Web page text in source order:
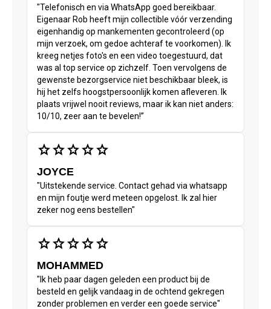
"Telefonisch en via WhatsApp goed bereikbaar.
Eigenaar Rob heeft mijn collectible vóór verzending
eigenhandig op mankementen gecontroleerd (op
mijn verzoek, om gedoe achteraf te voorkomen). Ik
kreeg netjes foto's en een video toegestuurd, dat
was al top service op zichzelf. Toen vervolgens de
gewenste bezorgservice niet beschikbaar bleek, is
hij het zelfs hoogstpersoonlijk komen afleveren. Ik
plaats vrijwel nooit reviews, maar ik kan niet anders:
10/10, zeer aan te bevelen!”
starstarstarstarstar
JOYCE
"Uitstekende service. Contact gehad via whatsapp
en mijn foutje werd meteen opgelost. Ik zal hier
zeker nog eens bestellen"
starstarstarstarstar
MOHAMMED
"Ik heb paar dagen geleden een product bij de
besteld en gelijk vandaag in de ochtend gekregen
zonder problemen en verder een goede service"